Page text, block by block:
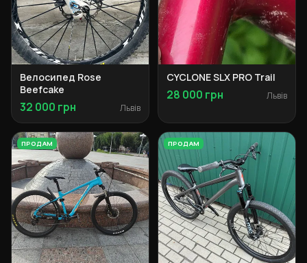
Велосипед Rose
Beefcake
32 000 грн Львів
CYCLONE SLX PRO Trail
28 000 грн Львів
ПРОДАМ ПРОДАМ